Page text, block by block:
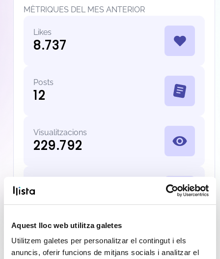
Aquest lloc web utilitza galetes
Utilitzem galetes per personalitzar el contingut i els
anuncis, oferir funcions de mitjans socials i analitzar el
MÈTRIQUES DEL MES ANTERIOR
Likes
8.737
Posts
12
Visualitzacions
229.792
518
13.800 Seguidors TikTok